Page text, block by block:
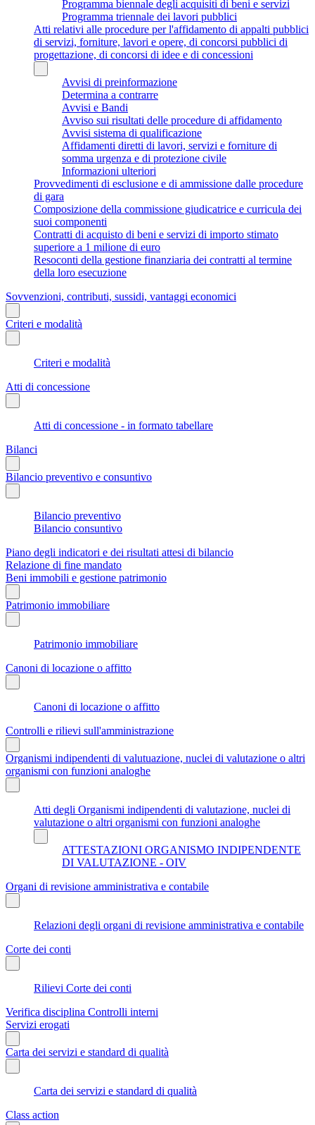
Programma biennale degli acquisiti di beni e servizi
Programma triennale dei lavori pubblici
Atti relativi alle procedure per l'affidamento di appalti pubblici
di servizi, forniture, lavori e opere, di concorsi pubblici di
progettazione, di concorsi di idee e di concessioni
Avvisi di preinformazione
Determina a contrarre
Avvisi e Bandi
Avviso sui risultati delle procedure di affidamento
Avvisi sistema di qualificazione
Affidamenti diretti di lavori, servizi e forniture di
somma urgenza e di protezione civile
Informazioni ulteriori
Provvedimenti di esclusione e di ammissione dalle procedure
di gara
Composizione della commissione giudicatrice e curricula dei
suoi componenti
Contratti di acquisto di beni e servizi di importo stimato
superiore a 1 milione di euro
Resoconti della gestione finanziaria dei contratti al termine
della loro esecuzione
Sovvenzioni, contributi, sussidi, vantaggi economici
Criteri e modalità
Criteri e modalità
Atti di concessione
Atti di concessione - in formato tabellare
Bilanci
Bilancio preventivo e consuntivo
Bilancio preventivo
Bilancio consuntivo
Piano degli indicatori e dei risultati attesi di bilancio
Relazione di fine mandato
Beni immobili e gestione patrimonio
Patrimonio immobiliare
Patrimonio immobiliare
Canoni di locazione o affitto
Canoni di locazione o affitto
Controlli e rilievi sull'amministrazione
Organismi indipendenti di valutuazione, nuclei di valutazione o altri
organismi con funzioni analoghe
Atti degli Organismi indipendenti di valutazione, nuclei di
valutazione o altri organismi con funzioni analoghe
ATTESTAZIONI ORGANISMO INDIPENDENTE
DI VALUTAZIONE - OIV
Organi di revisione amministrativa e contabile
Relazioni degli organi di revisione amministrativa e contabile
Corte dei conti
Rilievi Corte dei conti
Verifica disciplina Controlli interni
Servizi erogati
Carta dei servizi e standard di qualità
Carta dei servizi e standard di qualità
Class action